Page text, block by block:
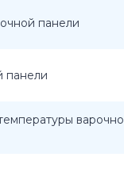
панели
панели